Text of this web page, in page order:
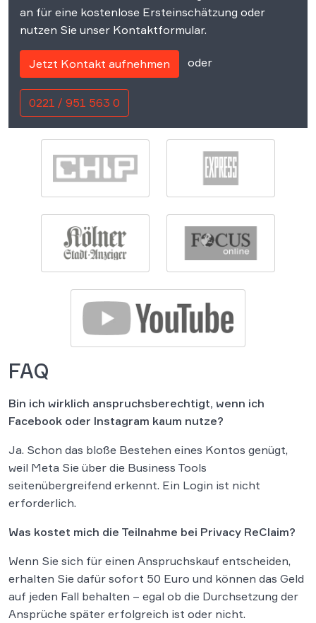
an für eine kostenlose Ersteinschätzung oder
nutzen Sie unser Kontaktformular.
Jetzt Kontakt aufnehmen oder
0221 / 951 563 0
FAQ
Bin ich wirklich anspruchsberechtigt, wenn ich
Facebook oder Instagram kaum nutze?
Ja. Schon das bloße Bestehen eines Kontos genügt,
weil Meta Sie über die Business Tools
seitenübergreifend erkennt. Ein Login ist nicht
erforderlich.
Was kostet mich die Teilnahme bei Privacy ReClaim?
Wenn Sie sich für einen Anspruchskauf entscheiden,
erhalten Sie dafür sofort 50 Euro und können das Geld
auf jeden Fall behalten – egal ob die Durchsetzung der
Ansprüche später erfolgreich ist oder nicht.